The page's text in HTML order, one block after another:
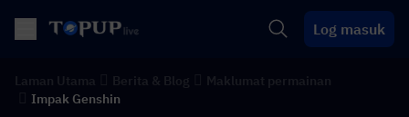
Log masuk
Impak Genshin